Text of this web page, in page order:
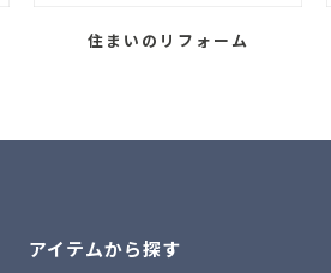
住まいのリフォーム
アイテムから探す